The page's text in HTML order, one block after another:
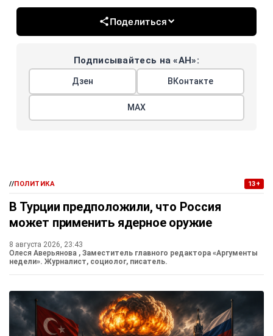
Поделиться
Подписывайтесь на «АН»:
Дзен ВКонтакте
МАХ
//ПОЛИТИКА 13+
В Турции предположили, что Россия
может применить ядерное оружие
8 августа 2026, 23:43
Олеся Аверьянова , Заместитель главного редактора «Аргументы
недели». Журналист, социолог, писатель.